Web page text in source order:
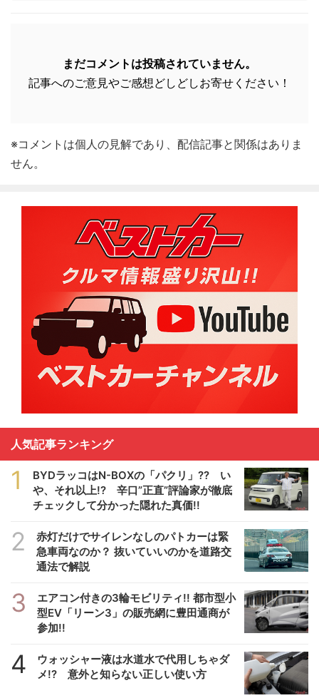
まだコメントは投稿されていません。
記事へのご意見やご感想どしどしお寄せください！
※コメントは個人の見解であり、配信記事と関係はありま
せん。
人気記事ランキング
1
BYDラッコはN-BOXの「パクリ」?? い
や、それ以上!? 辛口”正直”評論家が徹底
チェックして分かった隠れた真価!!
2
赤灯だけでサイレンなしのパトカーは緊
急車両なのか？ 抜いていいのかを道路交
通法で解説
3
エアコン付きの3輪モビリティ!! 都市型小
型EV「リーン3」の販売網に豊田通商が
参加!!
4
ウォッシャー液は水道水で代用しちゃダ
メ!? 意外と知らない正しい使い方